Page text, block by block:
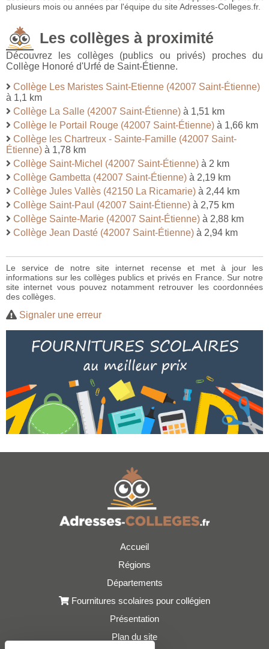
plusieurs mois ou années par l'équipe du site Adresses-Colleges.fr.
Les collèges à proximité
Découvrez les collèges (publics ou privés) proches du
Collège Honoré d'Urfé de Saint-Étienne.
Collège Les Maristes Saint-Etienne (42007 Saint-Étienne)
à 1,1 km
Collège La Salle (42007 Saint-Étienne) à 1,51 km
Collège le Portail Rouge (42007 Saint-Étienne) à 1,66 km
Collège les Chartreux - Sainte-Famille (42007 Saint-
Étienne) à 1,78 km
Collège Saint-Michel (42007 Saint-Étienne) à 2 km
Collège Gambetta (42007 Saint-Étienne) à 2,19 km
Collège Jules Vallès (42150 La Ricamarie) à 2,44 km
Collège Saint-Paul (42007 Saint-Étienne) à 2,75 km
Collège Sainte-Marie (42007 Saint-Étienne) à 2,88 km
Collège Jean Dasté (42007 Saint-Étienne) à 2,94 km
Le service de notre site internet recense et met à jour les
informations sur les collèges publics et privés en France. Sur notre
site internet vous pouvez notamment retrouver les coordonnées
des collèges.
Signaler une erreur
Accueil
Régions
Départements
Fournitures scolaires pour collégien
Présentation
Plan du site